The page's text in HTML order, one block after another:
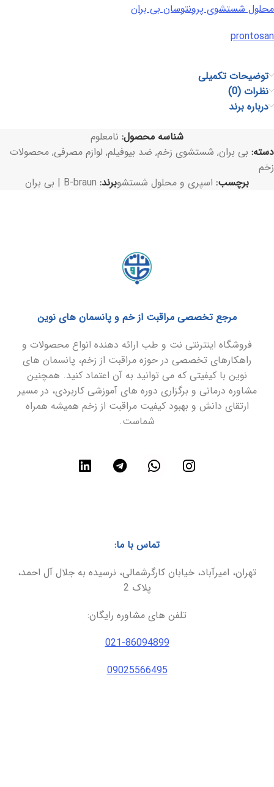
محلول شستشوی پرونتوسان بی بران
prontosan
توضیحات تکمیلی
نظرات (0)
درباره برند
شناسه محصول: نامعلوم
دسته: بی بران, شستشوی زخم, ضد بیوفیلم, لوازم مصرفی, محصولات
زخم
برچسب: اسپری و محلول شستشوبرند: B-braun | بی بران
مرجع تخصصی مراقبت از خم و پانسمان های نوین
فروشگاه اینترنتی نت و طب ارائه دهنده انواع محصولات و
راهکارهای تخصصی در حوزه مراقبت از زخم، پانسمان های
نوین با کیفیتی که می توانید به آن اعتماد کنید. همچنین
مشاوره درمانی و برگزاری دوره های آموزشی کاربردی، در مسیر
ارتقای دانش و بهبود کیفیت مراقبت از زخم همیشه همراه
شماست.
تماس با ما:
تهران، امیرآباد، خیابان کارگرشمالی، نرسیده به جلال آل احمد،
پلاک 2
تلفن های مشاوره رایگان:
021-86094899
09025566495